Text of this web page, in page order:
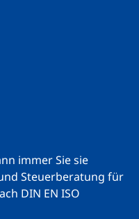
immer Sie sie
Steuerberatung für
DIN EN ISO